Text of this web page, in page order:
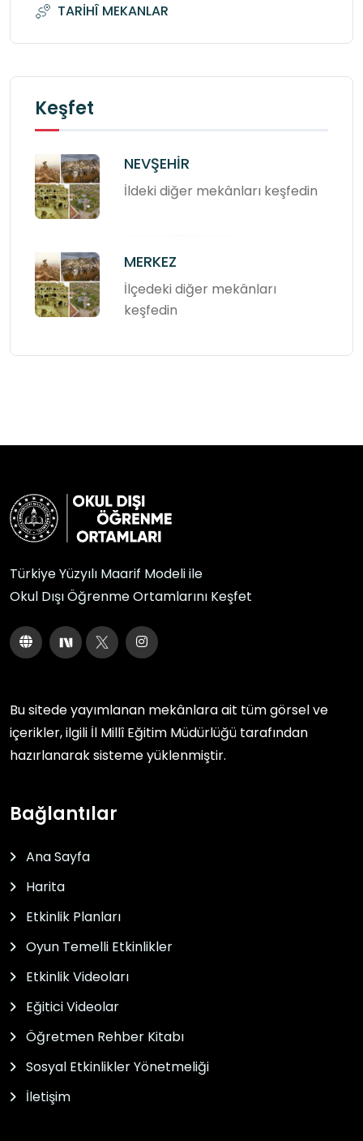
TARİHÎ MEKANLAR
Keşfet
NEVŞEHİR
İldeki diğer mekânları keşfedin
MERKEZ
İlçedeki diğer mekânları
keşfedin
Türkiye Yüzyılı Maarif Modeli ile
Okul Dışı Öğrenme Ortamlarını Keşfet
Bu sitede yayımlanan mekânlara ait tüm görsel ve
içerikler, ilgili İl Millî Eğitim Müdürlüğü tarafından
hazırlanarak sisteme yüklenmiştir.
Bağlantılar
Ana Sayfa
Harita
Etkinlik Planları
Oyun Temelli Etkinlikler
Etkinlik Videoları
Eğitici Videolar
Öğretmen Rehber Kitabı
Sosyal Etkinlikler Yönetmeliği
İletişim